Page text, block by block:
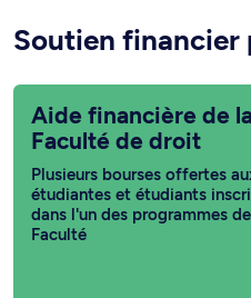
Soutien financier
Aide financière de
Faculté de droit
Plusieurs bourses offertes
étudiantes et étudiants
dans l'un des programmes
Faculté